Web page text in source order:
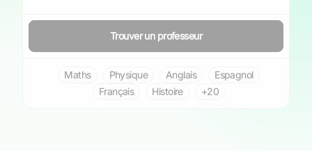
Trouver un professeur
Maths Physique Anglais
Espagnol
Français
Histoire +20